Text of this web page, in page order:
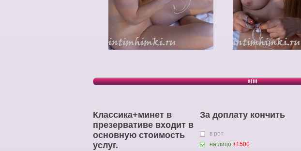
Классика+минет в
презервативе входит в
основную стоимость
услуг.
За доплату кончить
в рот
на лицо +1500